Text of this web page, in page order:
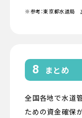
※参考：東京都水道局
8 まとめ
全国各地で水道
ための資金確保